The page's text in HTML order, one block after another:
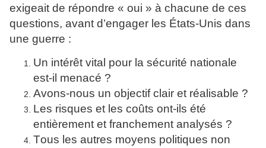
exigeait de répondre « oui » à chacune de ces
questions, avant d’engager les États-Unis dans
une guerre :
Un intérêt vital pour la sécurité nationale
est-il menacé ?
Avons-nous un objectif clair et réalisable ?
Les risques et les coûts ont-ils été
entièrement et franchement analysés ?
Tous les autres moyens politiques non